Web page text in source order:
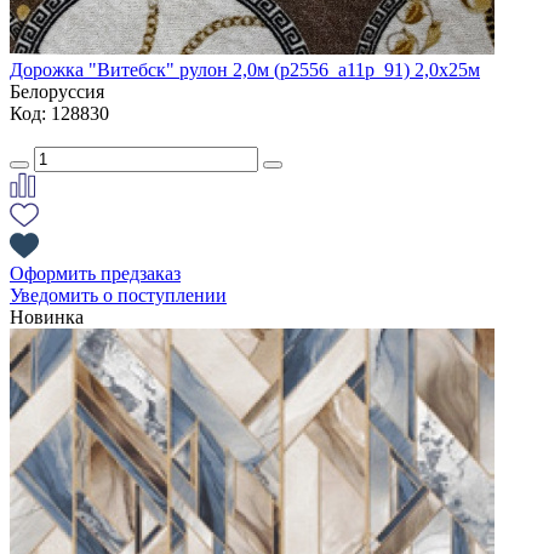
Дорожка "Витебск" рулон 2,0м (p2556_a11p_91) 2,0х25м
Белоруссия
Код: 128830
Оформить предзаказ
Уведомить о поступлении
Новинка